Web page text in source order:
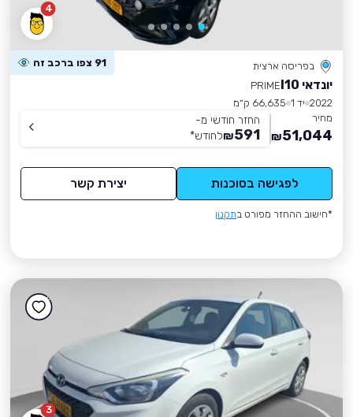
4
בפריסה ארצית 91 צפו ברכב זה
יונדאי I10
PRIME
2022 יד 1
66,635 ק״מ
מחיר
51,044
₪
החזר חודשי מ-
591
₪לחודש*
לפגישה בסוכנות יצירת קשר
*חישוב ההחזר מפורט בתקנון
3